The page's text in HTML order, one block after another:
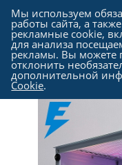
Каталог -
Мы используем
работы сайта, а
рекламные cookie,
для анализа
рекламы. Вы можете
отклонить
дополнительной
Cookie.